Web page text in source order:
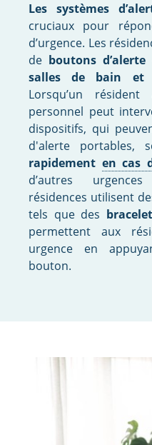
Les systèmes
cruciaux pour
d’urgence. Les
de boutons
salles de bain et
Lorsqu’un
personnel peut
dispositifs, qui
d'alerte portables,
rapidement en cas
d’autres
résidences utilisent
tels que des
permettent aux
urgence en
bouton.